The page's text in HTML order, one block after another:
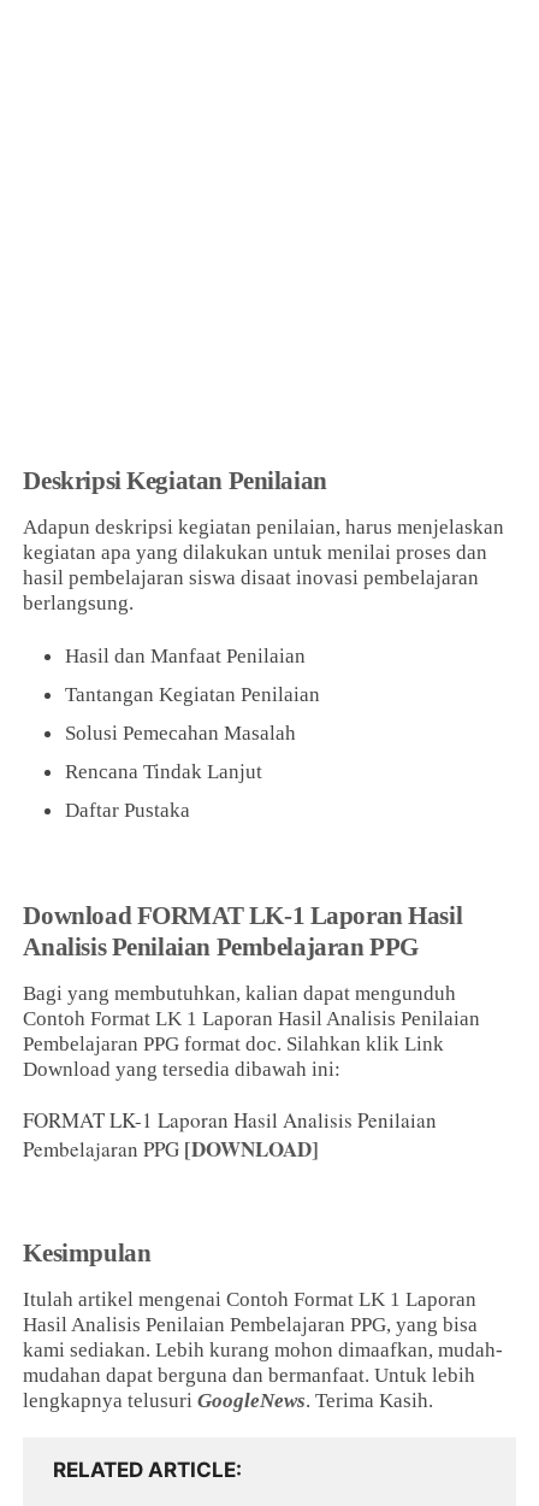
Deskripsi Kegiatan Penilaian
Adapun deskripsi kegiatan penilaian, harus menjelaskan
kegiatan apa yang dilakukan untuk menilai proses dan
hasil pembelajaran siswa disaat inovasi pembelajaran
berlangsung.
Hasil dan Manfaat Penilaian
Tantangan Kegiatan Penilaian
Solusi Pemecahan Masalah
Rencana Tindak Lanjut
Daftar Pustaka
Download FORMAT LK-1 Laporan Hasil
Analisis Penilaian Pembelajaran PPG
Bagi yang membutuhkan, kalian dapat mengunduh
Contoh Format LK 1 Laporan Hasil Analisis Penilaian
Pembelajaran PPG format doc. Silahkan klik Link
Download yang tersedia dibawah ini:
FORMAT LK-1 Laporan Hasil Analisis Penilaian
Pembelajaran PPG [DOWNLOAD]
Kesimpulan
Itulah artikel mengenai Contoh Format LK 1 Laporan
Hasil Analisis Penilaian Pembelajaran PPG, yang bisa
kami sediakan. Lebih kurang mohon dimaafkan, mudah-
mudahan dapat berguna dan bermanfaat. Untuk lebih
lengkapnya telusuriGoogleNews. Terima Kasih.
RELATED ARTICLE